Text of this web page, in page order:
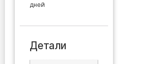
дней
Детали